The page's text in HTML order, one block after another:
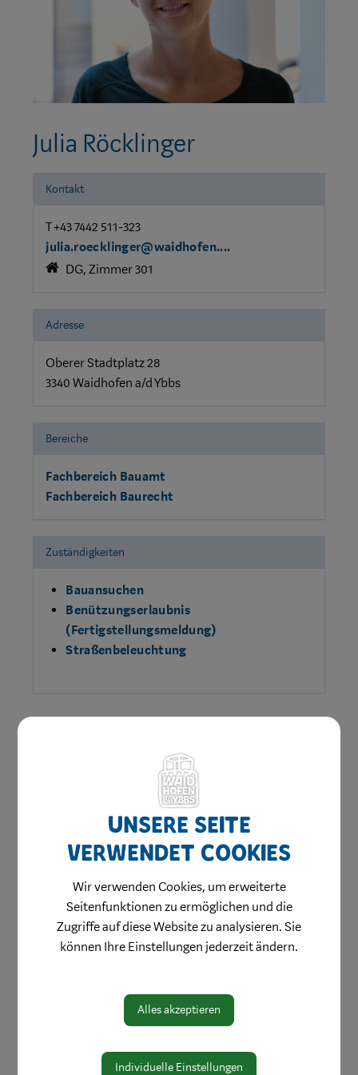
Julia Röcklinger
Kontakt
T +43 7442 511-323
julia.roecklinger@waidhofen....
DG, Zimmer 301
Adresse
Oberer Stadtplatz 28
3340 Waidhofen a/d Ybbs
Bereiche
Fachbereich Bauamt
Fachbereich Baurecht
Zuständigkeiten
Bauansuchen
Benützungserlaubnis
(Fertigstellungsmeldung)
Straßenbeleuchtung
Amtswege
Online Formulare
MitarbeiterInnen
Digitale Amtstafel
Öffnungszeiten
Unsere Seite
verwendet Cookies
Wir verwenden Cookies, um erweiterte
Seitenfunktionen zu ermöglichen und die
Zugriffe auf diese Website zu analysieren. Sie
können Ihre Einstellungen jederzeit ändern.
Alles akzeptieren
Individuelle Einstellungen